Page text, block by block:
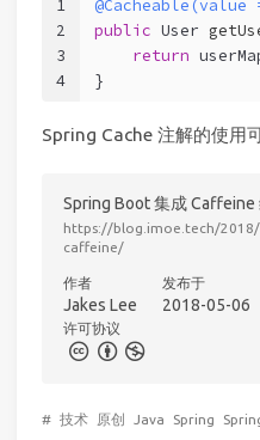
1
2
3
4
public User
return
}
Spring Cache 注解的使用
Spring Boot 集成 Caffeine
https://blog.imoe.tech/
caffeine/
作者
Jakes Lee
发布于
2018-05-06
许可协议
# 技术 原创 Java Spring